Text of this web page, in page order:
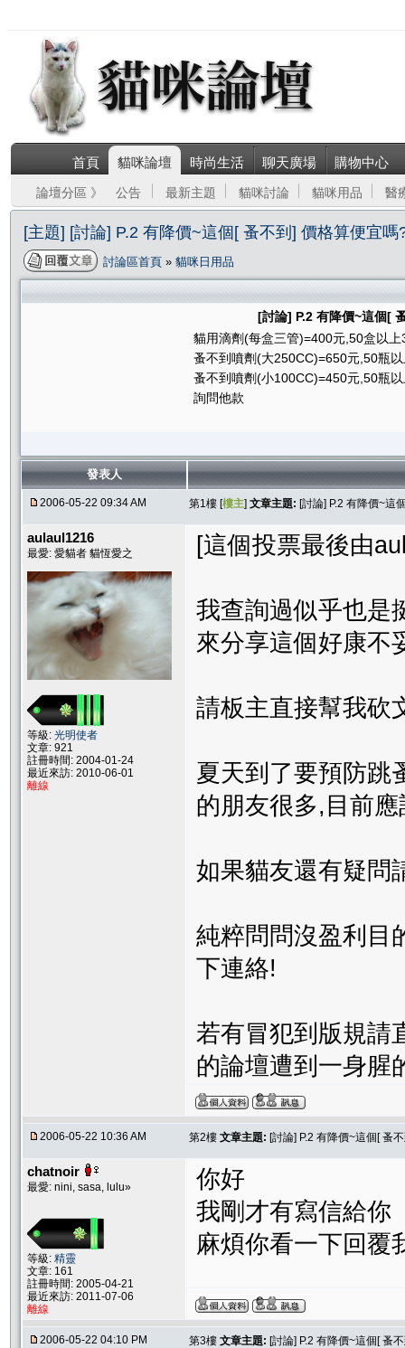
首頁 貓咪論壇 時尚生活 聊天廣場 購物中心
論壇分區 》 公告 最新主題 貓咪討論 貓咪用品 醫
[主題] [討論] P.2 有降價~這個[ 蚤不到] 價格算便宜
討論區首頁 » 貓咪日用品
[討論] P.2 有降價~這個[
貓用滴劑(每盒三管)=400元,50盒以上
蚤不到噴劑(大250CC)=650元,50瓶
蚤不到噴劑(小100CC)=450元,50瓶
詢問他款
發表人
2006-05-22 09:34 AM 第1樓 [樓主] 文章主題: [討論] P.2 有降價~這
aulaul1216
最愛: 愛貓者 貓恆愛之
等級: 光明使者
文章: 921
註冊時間: 2004-01-24
最近來訪: 2010-06-01
離線
[這個投票最後由
我查詢過似乎也是
來分享這個好康不
請板主直接幫我砍
夏天到了要預防跳
的朋友很多,目前
如果貓友還有疑問
純粹問問沒盈利目
下連絡!
若有冒犯到版規請
的論壇遭到一身腥
2006-05-22 10:36 AM 第2樓 文章主題: [討論] P.2 有降價~這個[ 蚤
chatnoir
最愛: nini, sasa, lulu»
等級: 精靈
文章: 161
註冊時間: 2005-04-21
最近來訪: 2011-07-06
離線
你好
我剛才有寫信給你
麻煩你看一下回覆
2006-05-22 04:10 PM 第3樓 文章主題: [討論] P.2 有降價~這個[ 蚤